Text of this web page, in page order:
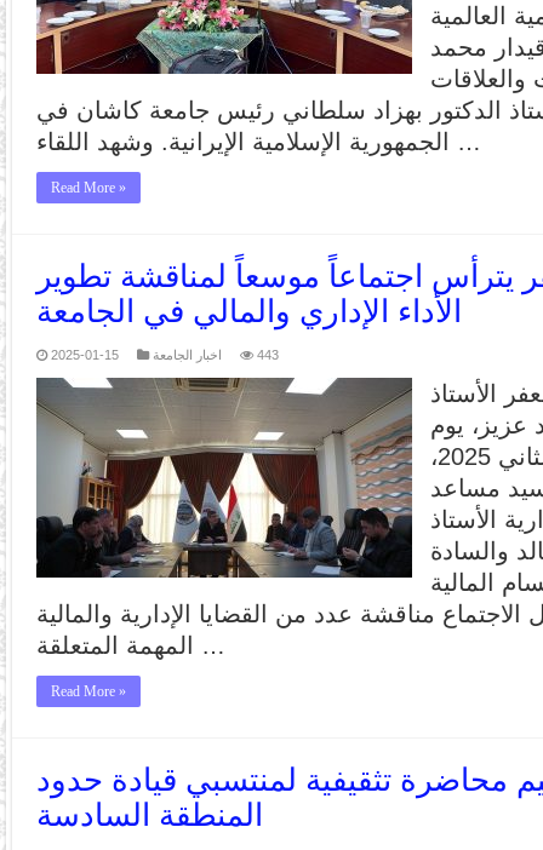
العالمية
محمد
الدكتور بهزاد سلطاني رئيس جامعة كاشان في
الجمهورية الإسلامية الإيرانية. وشهد اللقاء …
Read More »
يترأس اجتماعاً موسعاً لمناقشة تطوير
الأداء الإداري والمالي في الجامعة
2025-01-15 اخبار الجامعة 443
الأستاذ
عزيز، يوم
الثلاثاء الموافق 14 كانون الثاني 2025،
مساعد
الأستاذ
والسادة
المالية
الاجتماع مناقشة عدد من القضايا الإدارية والمالية
المهمة المتعلقة …
Read More »
محاضرة تثقيفية لمنتسبي قيادة حدود
المنطقة السادسة